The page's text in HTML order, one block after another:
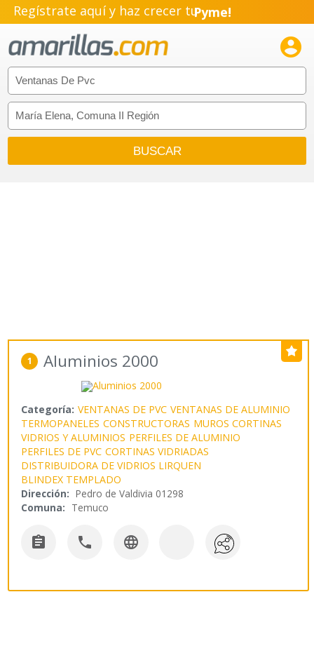
Regístrate aquí y haz crecer tuPyme!
Emprendimiento!

1 Aluminios 2000
Categoría: VENTANAS DE PVC VENTANAS DE ALUMINIO
TERMOPANELES CONSTRUCTORAS MUROS CORTINAS
VIDRIOS Y ALUMINIOS PERFILES DE ALUMINIO
PERFILES DE PVC CORTINAS VIDRIADAS
DISTRIBUIDORA DE VIDRIOS LIRQUEN
BLINDEX TEMPLADO
Dirección: Pedro de Valdivia 01298
Comuna: Temuco
  